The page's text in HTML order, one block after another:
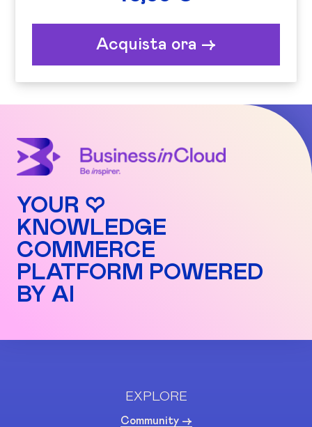
Acquista ora ->
YOUR ♡
KNOWLEDGE
COMMERCE
PLATFORM POWERED
BY AI
EXPLORE
Community ->